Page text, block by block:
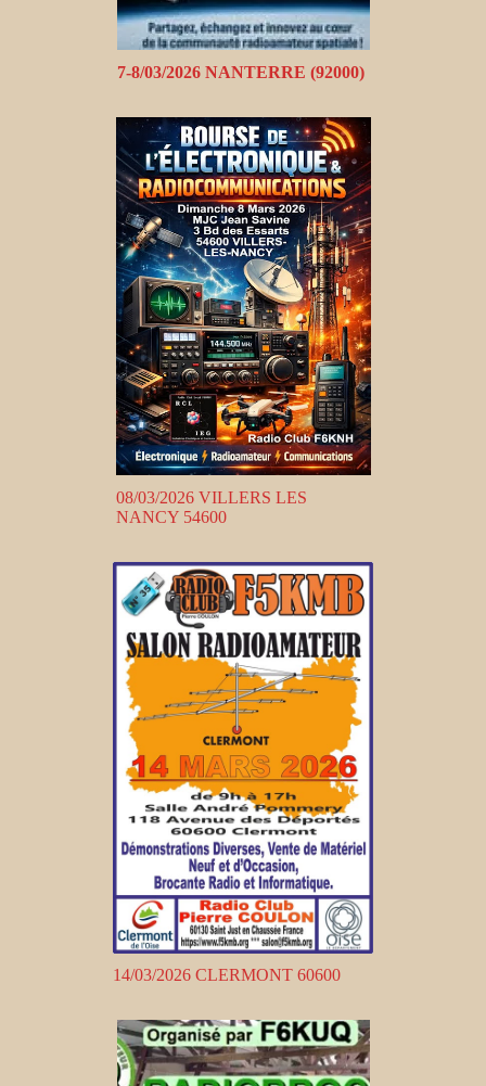
7-8/03/2026 NANTERRE (92000)
08/03/2026 VILLERS LES
NANCY 54600
14/03/2026 CLERMONT 60600